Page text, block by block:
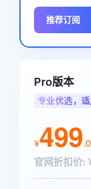
推荐订阅
Pro版本
专业优选，
¥499.
官网折扣价: